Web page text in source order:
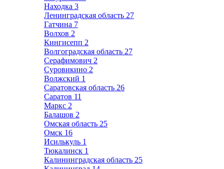
Находка 3
Ленинградская область 27
Гатчина 7
Волхов 2
Кингисепп 2
Волгоградская область 27
Серафимович 2
Суровикино 2
Волжский 1
Саратовская область 26
Саратов 11
Маркс 2
Балашов 2
Омская область 25
Омск 16
Исилькуль 1
Тюкалинск 1
Калининградская область 25